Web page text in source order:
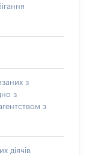
з
з
з
діячів